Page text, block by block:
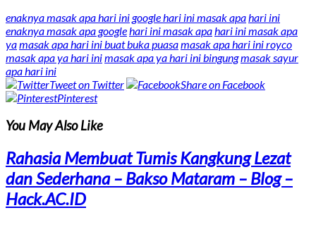
enaknya masak apa hari inigoogle hari ini masak apahari ini
enaknya masak apa googlehari ini masak apahari ini masak apa
yamasak apa hari ini buat buka puasamasak apa hari ini royco
masak apa ya hari inimasak apa ya hari ini bingungmasak sayur
apa hari ini
Tweet on Twitter
Share on Facebook
Pinterest
You May Also Like
Rahasia Membuat Tumis Kangkung Lezat
dan Sederhana – Bakso Mataram – Blog –
Hack.AC.ID